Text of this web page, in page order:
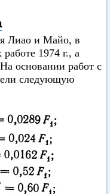
Лиао и Майо, в
1974 г., а
основании работ с
следующую